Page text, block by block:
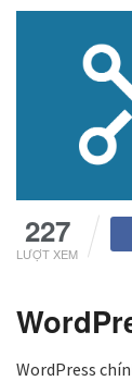
227
LƯỢT XEM
WordPress